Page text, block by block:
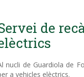
de
nucli de Guardiola de
a vehicles elèctrics.